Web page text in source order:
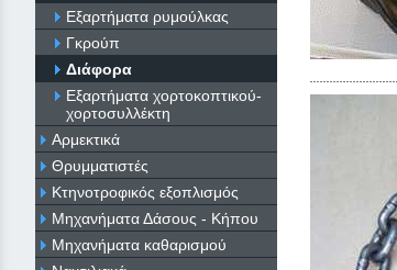
Εξαρτήματα ρυμούλκας
Γκρούπ
Διάφορα
Εξαρτήματα χορτοκοπτικού-
χορτοσυλλέκτη
Αρμεκτικά
Θρυμματιστές
Κτηνοτροφικός εξοπλισμός
Μηχανήματα Δάσους - Κήπου
Μηχανήματα καθαρισμού